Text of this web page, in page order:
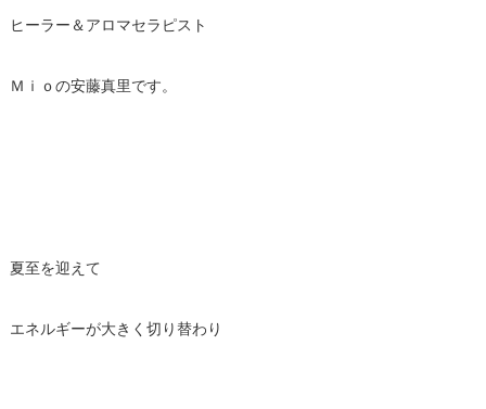
ヒーラー＆アロマセラピスト
Ｍｉｏの安藤真里です。
夏至を迎えて
エネルギーが大きく切り替わり